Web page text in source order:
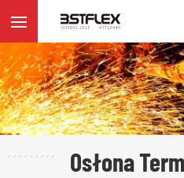
Osłona